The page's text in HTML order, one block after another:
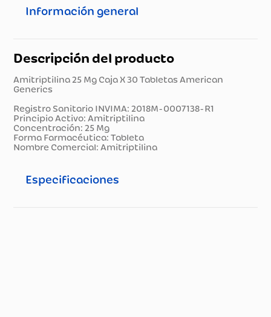
Información general
Descripción del producto
Amitriptilina 25 Mg Caja X 30 Tabletas American
Generics
Registro Sanitario INVIMA: 2018M-0007138-R1
Principio Activo: Amitriptilina
Concentración: 25 Mg
Forma Farmacéutica: Tableta
Nombre Comercial: Amitriptilina
Especificaciones